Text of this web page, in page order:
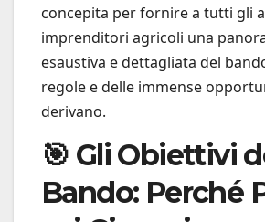
concepita per fornire a tutti gli
imprenditori agricoli una
esaustiva e dettagliata del
regole e delle immense
derivano.
🎯 Gli Obiettivi
Bando: Perché